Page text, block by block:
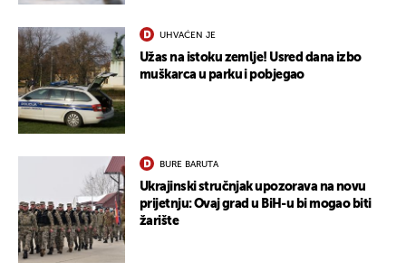
UHVAĆEN JE
Užas na istoku zemlje! Usred dana izbo
muškarca u parku i pobjegao
BURE BARUTA
Ukrajinski stručnjak upozorava na novu
prijetnju: Ovaj grad u BiH-u bi mogao biti
žarište